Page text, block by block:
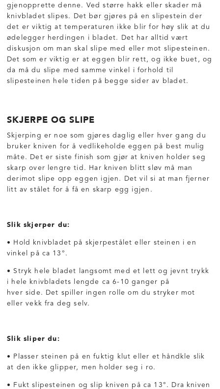
gjenopprette denne. Ved større hakk eller skader må
knivbladet slipes. Det bør gjøres på en slipestein der
det er viktig at temperaturen ikke blir for høy slik at du
ødelegger herdingen i bladet. Det har alltid vært
diskusjon om man skal slipe med eller mot slipesteinen.
Det som er viktig er at eggen blir rett, og ikke buet, og
da må du slipe med samme vinkel i forhold til
slipesteinen hele tiden på begge sider av bladet.
SKJERPE OG SLIPE
Skjerping er noe som gjøres daglig eller hver gang du
bruker kniven for å vedlikeholde eggen på best mulig
måte. Det er siste finish som gjør at kniven holder seg
skarp over lengre tid. Har kniven blitt sløv må man
derimot slipe opp eggen igjen. Det vil si at man fjerner
litt av stålet for å få en skarp egg igjen.
Slik skjerper du:
• Hold knivbladet på skjerpestålet eller steinen i en
vinkel på ca 13°.
• Stryk hele bladet langsomt med et lett og jevnt trykk
i hele knivbladets lengde ca 6-10 ganger på
hver side. Det spiller ingen rolle om du stryker mot
eller vekk fra deg selv.
Slik sliper du:
• Plasser steinen på en fuktig klut eller et håndkle slik
at den ikke glipper, men holder seg i ro.
• Fukt slipesteinen og slip kniven på ca 13°. Dra kniven